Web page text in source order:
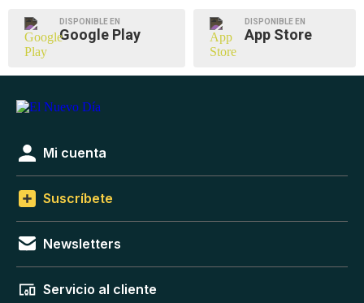
DISPONIBLE EN
Google Play
DISPONIBLE EN
App Store
Mi cuenta
Suscríbete
Newsletters
Servicio al cliente